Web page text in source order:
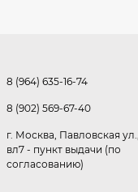
8 (964) 635-16-74
8 (902) 569-67-40
г. Москва, Павловская ул.,
вл7 - пункт выдачи (по
согласованию)